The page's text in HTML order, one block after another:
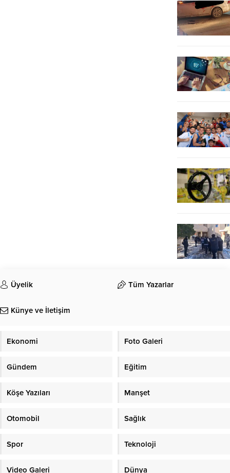
Üyelik Tüm Yazarlar
Künye ve İletişim
Ekonomi Foto Galeri
Gündem Eğitim
Köşe Yazıları Manşet
Otomobil Sağlık
Spor Teknoloji
Video Galeri Dünya